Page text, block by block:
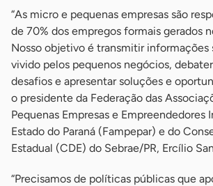
“As micro e pequenas empresas são
de 70% dos empregos formais gerados
Nosso objetivo é transmitir informações
vivido pelos pequenos negócios,
desafios e apresentar soluções e
o presidente da Federação das
Pequenas Empresas e Empreendedores
Estado do Paraná (Fampepar) e do
Estadual (CDE) do Sebrae/PR, Ercílio
“Precisamos de políticas públicas que